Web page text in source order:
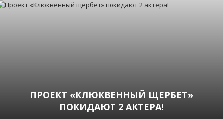
ПРОЕКТ «КЛЮКВЕННЫЙ ЩЕРБЕТ»
ПОКИДАЮТ 2 АКТЕРА!